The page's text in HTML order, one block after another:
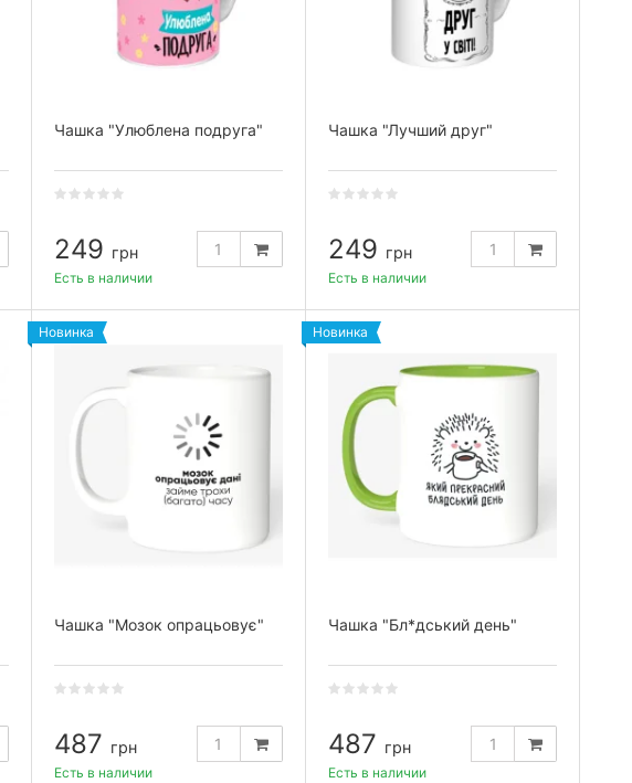
Чашка "Улюблена подруга"
249 грн
Есть в наличии
Чашка "Лучший друг"
249 грн
Есть в наличии
Новинка
Чашка "Мозок опрацьовує"
487 грн
Есть в наличии
Новинка
Чашка "Бл*дський день"
487 грн
Есть в наличии